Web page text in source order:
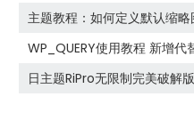
法等）
主题教程：如何定义默认缩略
WP_QUERY使用教程 新增代
日主题RiPro无限制完美破解